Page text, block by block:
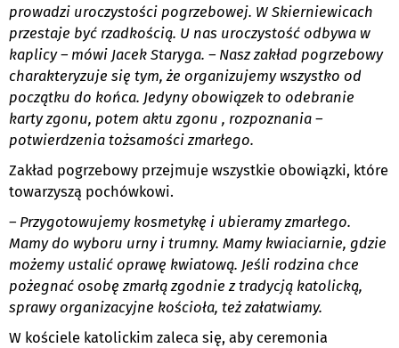
prowadzi uroczystości pogrzebowej. W Skierniewicach
przestaje być rzadkością. U nas uroczystość odbywa w
kaplicy – mówi Jacek Staryga. – Nasz zakład pogrzebowy
charakteryzuje się tym, że organizujemy wszystko od
początku do końca. Jedyny obowiązek to odebranie
karty zgonu, potem aktu zgonu , rozpoznania –
potwierdzenia tożsamości zmarłego.
Zakład pogrzebowy przejmuje wszystkie obowiązki, które
towarzyszą pochówkowi.
– Przygotowujemy kosmetykę i ubieramy zmarłego.
Mamy do wyboru urny i trumny. Mamy kwiaciarnie, gdzie
możemy ustalić oprawę kwiatową. Jeśli rodzina chce
pożegnać osobę zmarłą zgodnie z tradycją katolicką,
sprawy organizacyjne kościoła, też załatwiamy.
W kościele katolickim zaleca się, aby ceremonia